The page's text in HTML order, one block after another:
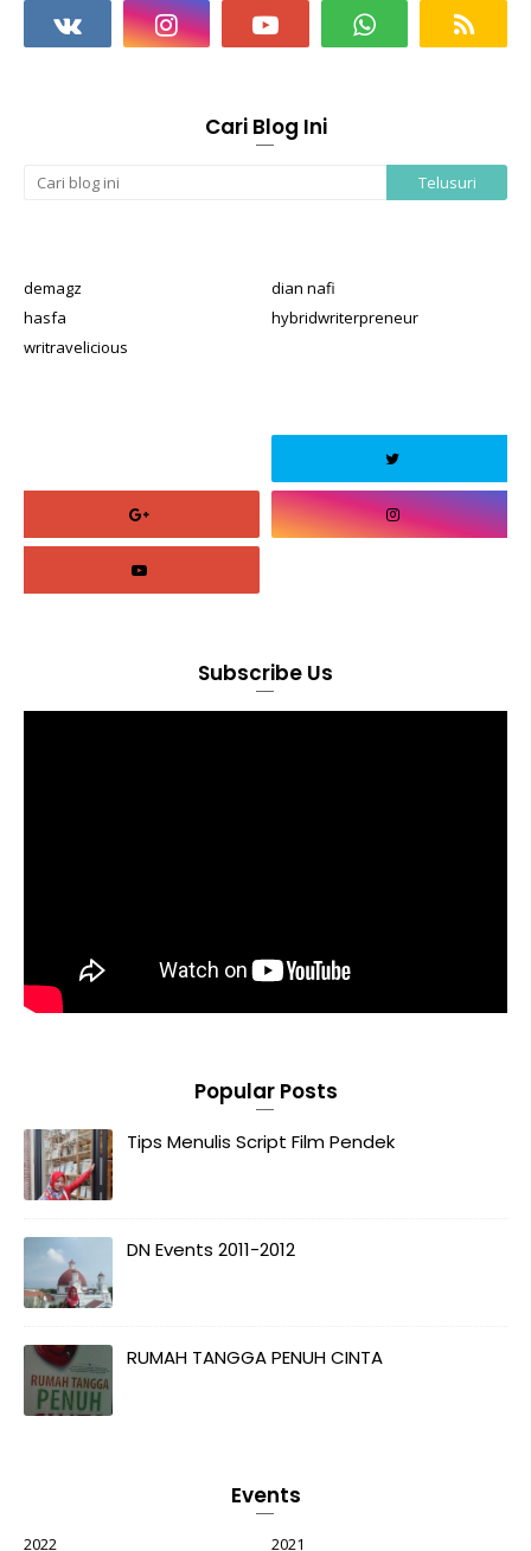
Cari Blog Ini
demagz
dian nafi
hasfa
hybridwriterpreneur
writravelicious
Subscribe Us
Popular Posts
Tips Menulis Script Film Pendek
DN Events 2011-2012
RUMAH TANGGA PENUH CINTA
Events
2022 2021